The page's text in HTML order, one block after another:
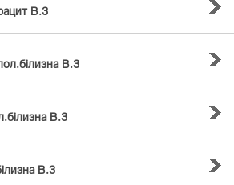
B.3
B.3
B.3
B.3